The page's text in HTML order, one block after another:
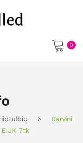
0
>
Darvini
EIJK 7tk